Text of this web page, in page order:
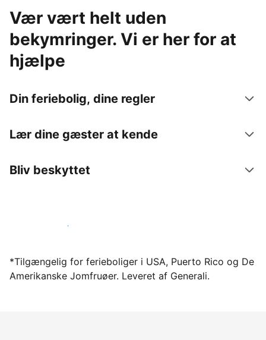
Vær vært helt uden
bekymringer. Vi er her for at
hjælpe
Din feriebolig, dine regler
Lær dine gæster at kende
Bliv beskyttet
Bliv vært hos os i dag
*Tilgængelig for ferieboliger i USA, Puerto Rico og De
Amerikanske Jomfruøer. Leveret af Generali.